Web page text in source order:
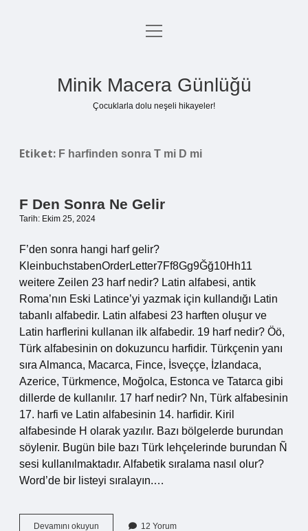
Anasayfa
menüyü
Minik Macera Günlüğü
Çocuklarla dolu neşeli hikayeler!
Etiket: F harfinden sonra T mi D mi
F Den Sonra Ne Gelir
Tarih: Ekim 25, 2024
F’den sonra hangi harf gelir?
KleinbuchstabenOrderLetter7Ff8Gg9Ğğ10Hh11
weitere Zeilen 23 harf nedir? Latin alfabesi, antik
Roma’nın Eski Latince’yi yazmak için kullandığı Latin
tabanlı alfabedir. Latin alfabesi 23 harften oluşur ve
Latin harflerini kullanan ilk alfabedir. 19 harf nedir? Öö,
Türk alfabesinin on dokuzuncu harfidir. Türkçenin yanı
sıra Almanca, Macarca, Fince, İsveççe, İzlandaca,
Azerice, Türkmence, Moğolca, Estonca ve Tatarca gibi
dillerde de kullanılır. 17 harf nedir? Nn, Türk alfabesinin
17. harfi ve Latin alfabesinin 14. harfidir. Kiril
alfabesinde H olarak yazılır. Bazı bölgelerde burundan
söylenir. Bugün bile bazı Türk lehçelerinde burundan Ñ
sesi kullanılmaktadır. Alfabetik sıralama nasıl olur?
Word’de bir listeyi sıralayın.…
Devamını okuyun 12 Yorum